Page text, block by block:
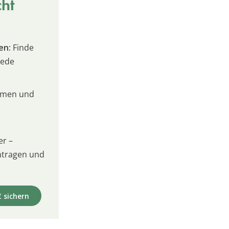
Finde
und
–
und
sichern